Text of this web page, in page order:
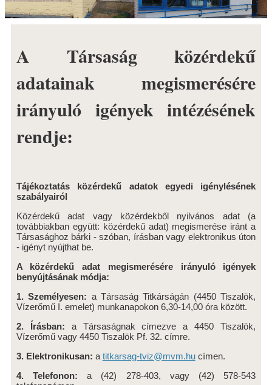
TISZALÖKI VÍZERŐMŰ
FŐBB ADATOK
ENERGIA TERMELÉS
PIHENŐHÁZAK
NAPELEMES KISERŐMŰ
ISMERTETŐ
FŐBB ADATOK
ENERGIA TERMELÉS
PIHENŐHÁZAK
NAPKOLLEKTOR RENDSZER
VÍZERŐMŰVEK LÁTOGATÁSA
TÁRSASÁG
A TÁRSASÁGRÓL
SZERVEZETI ÁBRA
A Társaság közérdekű
adatainak megismerésére
irányuló igények intézésének
rendje:
Tájékoztatás közérdekű adatok egyedi igénylésének
szabályairól
Közérdekű adat vagy közérdekből nyilvános adat (a
továbbiakban együtt: közérdekű adat) megismerése iránt a
Társasághoz bárki - szóban, írásban vagy elektronikus úton
- igényt nyújthat be.
A közérdekű adat megismerésére irányuló igények
benyújtásának módja:
1. Személyesen: a Társaság Titkárságán (4450 Tiszalök,
Vízerőmű I. emelet) munkanapokon 6,30-14,00 óra között.
2. Írásban: a Társaságnak címezve a 4450 Tiszalök,
Vízerőmű vagy 4450 Tiszalök Pf. 32. címre.
3. Elektronikusan: a titkarsag-tviz@mvm.hucímen.
4. Telefonon: a (42) 278-403, vagy (42) 578-543